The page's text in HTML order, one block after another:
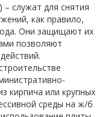
служат для снятия
как правило,
Они защищают их
позволяют
кирпича или крупных
среды на ж/б